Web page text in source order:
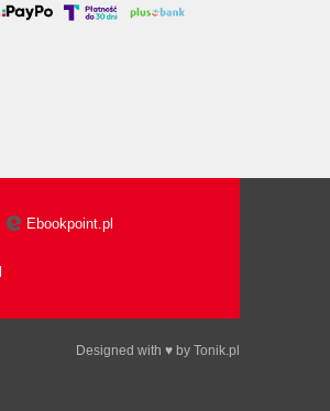
Ebookpoint.pl
Designed with ♥ by Tonik.pl